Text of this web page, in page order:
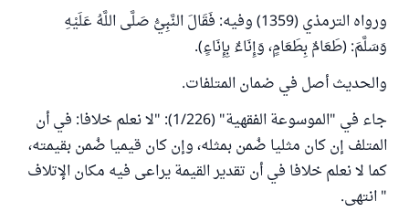
ورواه الترمذي (1359) وفيه: فَقَالَ النَّبِيُّ صَلَّى اللَّهُ عَلَيْهِ
وَسَلَّمَ: (طَعَامٌ بِطَعَامٍ، وَإِنَاءٌ بِإِنَاءٍ).
والحديث أصل في ضمان المتلفات.
جاء في "الموسوعة الفقهية" (1/226): "لا نعلم خلافا: في أن
المتلف إن كان مثليا ضُمن بمثله، وإن كان قيميا ضُمن بقيمته،
كما لا نعلم خلافا في أن تقدير القيمة يراعى فيه مكان الإتلاف
" انتهى.